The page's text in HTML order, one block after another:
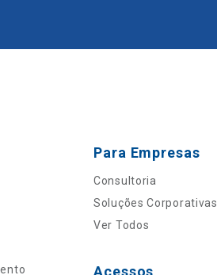
Para Empresas
Consultoria
Soluções Corporativas
Ver Todos
Acessos